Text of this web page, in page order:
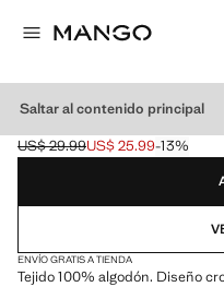
Saltar al contenido principal
SHORTS CROCHET
Precio inicial tachado [US$
US$ 29.99
Precio actual [US$ 25.99 ]
US$ 25.99-13%
Selecciona un color
ENVÍO GRATIS A TIENDA
Tejido 100% algodón. Diseño